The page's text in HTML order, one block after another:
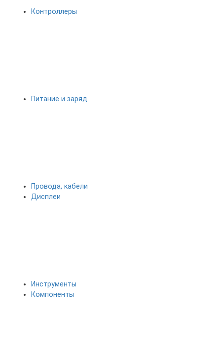
Контроллеры
Питание и заряд
Провода, кабели
Дисплеи
Инструменты
Компоненты